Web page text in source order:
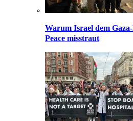
Warum Israel dem
Peace misstraut